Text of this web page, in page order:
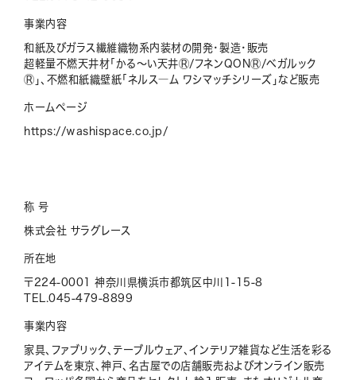
事業内容
和紙及びガラス繊維織物系内装材の開発・製造・販売
超軽量不燃天井材「かる～い天井Ⓡ/フネンQONⓇ/ベガルック
Ⓡ」、不燃和紙織壁紙「ネルス―ム ワシマッチシリーズ」など販売
ホームページ
https://washispace.co.jp/
称 号
株式会社 サラグレース
所在地
〒224-0001 神奈川県横浜市都筑区中川1-15-8
TEL.045-479-8899
事業内容
家具、ファブリック、テーブルウェア、インテリア雑貨など生活を彩る
アイテムを東京、神戸、名古屋での店舗販売およびオンライン販売